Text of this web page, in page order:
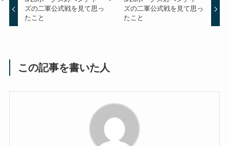
ズの二軍公式戦を見て思っ
たこと
ズの二軍公式戦を見て思っ
たこと
この記事を書いた人